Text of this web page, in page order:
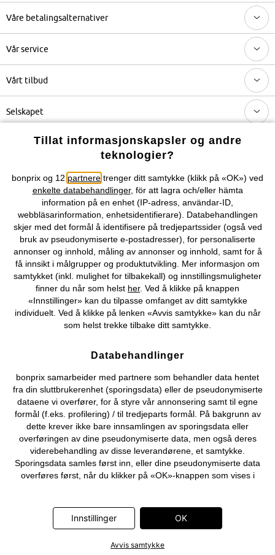
Våre betalingsalternativer
Vår service
Vårt tilbud
Selskapet
Topkategorier / Sesongvarer
Du kan også finne oss på
Kjøpsvilkår Personopplysninger Cookie-innstillinger
Om Oss Angre kjøp
©2026 bonprix.
Tillat informasjonskapsler og andre
teknologier?
bonprix og 12 partnere trenger ditt samtykke (klikk på «OK») ved
enkelte databehandlinger, för att lagra och/eller hämta
information på en enhet (IP-adress, användar-ID,
webbläsarinformation, enhetsidentifierare). Databehandlingen
skjer med det formål å identifisere på tredjepartssider (også ved
bruk av pseudonymiserte e-postadresser), for personaliserte
annonser og innhold, måling av annonser og innhold, samt for å
få innsikt i målgrupper og produktutvikling. Mer informasjon om
samtykket (inkl. mulighet for tilbakekall) og innstillingsmuligheter
finner du når som helst her. Ved å klikke på knappen
«Innstillinger» kan du tilpasse omfanget av ditt samtykke
individuelt. Ved å klikke på lenken «Avvis samtykke» kan du når
som helst trekke tilbake ditt samtykke.
Databehandlinger
bonprix samarbeider med partnere som behandler data hentet
fra din sluttbrukerenhet (sporingsdata) eller de pseudonymiserte
dataene vi overfører, for å styre vår annonsering samt til egne
formål (f.eks. profilering) / til tredjeparts formål. På bakgrunn av
dette krever ikke bare innsamlingen av sporingsdata eller
overføringen av dine pseudonymiserte data, men også deres
viderebehandling av disse leverandørene, et samtykke.
Sporingsdata samles først inn, eller dine pseudonymiserte data
overføres først, når du klikker på «OK»-knappen som vises i
Communications GmbH, ID5 Technology Ltd, Meta Platforms
Ireland Ltd, Microsoft Ireland Operations Ltd, Pinterest Europe
Technologies UK Ltd. Ytterligere informasjon om
Innstillinger OK
Avvis samtykke